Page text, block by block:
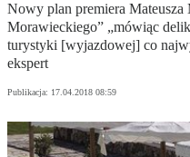
Nowy plan premiera
Morawieckiego” „mówiąc
turystyki [wyjazdowej] co
ekspert
Publikacja: 17.04.2018 08:59